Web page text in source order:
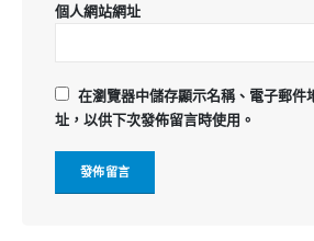
個人網站網址
在瀏覽器中儲存顯示名稱、電子郵件
址，以供下次發佈留言時使用。